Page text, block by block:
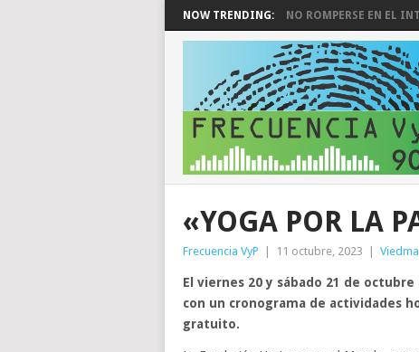
NOW TRENDING: NO ROMPERSE EN EL
«YOGA POR LA
Frecuencia VyP 11 octubre, 2023 Viedma
El viernes 20 y sábado 21 de
con un cronograma de actividades
gratuito.